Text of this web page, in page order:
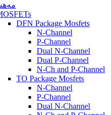
DFN Package Mosfets
N-Channel
P-Channel
Dual N-Channel
Dual P-Channel
N-Ch and P-Channel
TO Package Mosfets
N-Channel
P-Channel
Dual N-Channel